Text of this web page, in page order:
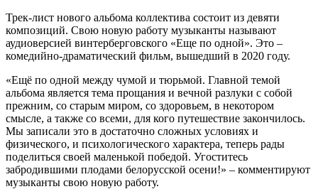
Трек-лист нового альбома коллектива состоит из девяти
композиций. Свою новую работу музыканты называют
аудиоверсией винтерберговского «Еще по одной». Это –
комедийно-драматический фильм, вышедший в 2020 году.
«Ещё по одной между чумой и тюрьмой. Главной темой
альбома является тема прощания и вечной разлуки с собой
прежним, со старым миром, со здоровьем, в некотором
смысле, а также со всеми, для кого путешествие закончилось.
Мы записали это в достаточно сложных условиях и
физического, и психологического характера, теперь рады
поделиться своей маленькой победой. Угоститесь
забродившими плодами белорусской осени!» – комментируют
музыканты свою новую работу.